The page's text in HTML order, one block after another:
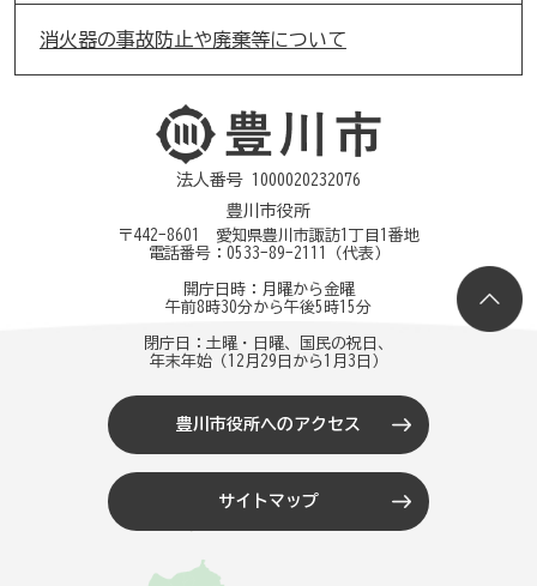
消火器の事故防止や廃棄等について
法人番号 1000020232076
豊川市役所
〒442-8601 愛知県豊川市諏訪1丁目1番地
電話番号： 0533-89-2111 （代表）
開庁日時：月曜から金曜
午前8時30分から午後5時15分
閉庁日：土曜・日曜、国民の祝日、
年末年始（12月29日から1月3日）
豊川市役所へのアクセス
サイトマップ